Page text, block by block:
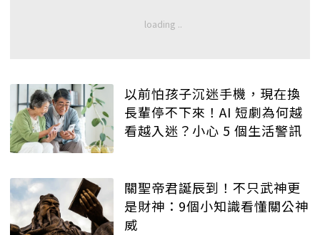
以前怕孩子沉迷手機，現在換
長輩停不下來！AI 短劇為何越
看越入迷？小心 5 個生活警訊
關聖帝君誕辰到！不只武神更
是財神：9個小知識看懂關公神
威